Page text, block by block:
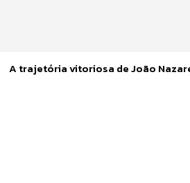
A trajetória vitoriosa de João